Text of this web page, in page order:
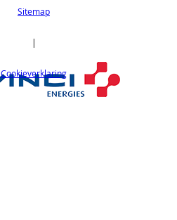
Sitemap
|
Cookieverklaring